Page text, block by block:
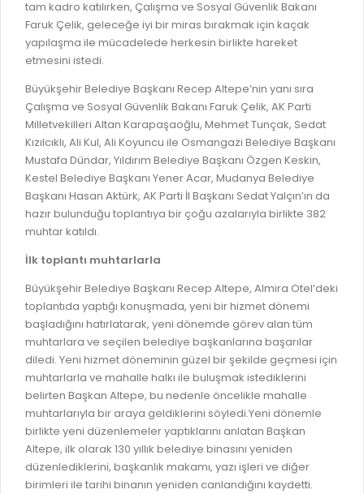
BİLGİ EDİNME
MECLİS
KOMİSYON ÜYELERİ
MECLİS KARARLARI
MECLİS GÜNDEMİ VE KARAR ÖZETLERİ
YAYIN / PLAN / RAPOR
STRATEJİK PLANLAR
BÜTÇE
FAALİYET RAPORLARI
KESİN HESAPLAR
GELİR TARİFESİ
İMAR PLANI DEĞİŞİKLİKLERİ
UKOME TOPLANTILARI
FOTOĞRAF GALERİSİ
BURSA GÜNLÜĞÜ DERGİSİ
YANGIN SİGORTA E-BEYANNAME
BAŞVURU / KAYIT / SORGU
ORKESTRA KAYIT
SEYAHAT KARTI SORGULAMA
BURSA AKADEMİ
ÜCRETSİZ WİFİ NOKTALARI
İTFAİYE RAPORU
ONLİNE KATI ATIK BAŞVURUSU
İTFAİYE OLAY KAYDI BAŞVURUSU
BADEM KAYIT
İHALE İLANLARI
DOĞRUDAN TEMİN İLANLARI
EVRAK TAKİBİ
MEZARLIK BİLGİ SİSTEMİ
GENEL EVRAK KAYIT
LOKMA DAĞITIM İZNİ BAŞVURUSU
tam kadro katılırken, Çalışma ve Sosyal Güvenlik Bakanı
Faruk Çelik, geleceğe iyi bir miras bırakmak için kaçak
yapılaşma ile mücadelede herkesin birlikte hareket
etmesini istedi.
Büyükşehir Belediye Başkanı Recep Altepe’nin yanı sıra
Çalışma ve Sosyal Güvenlik Bakanı Faruk Çelik, AK Parti
Milletvekilleri Altan Karapaşaoğlu, Mehmet Tunçak, Sedat
Kızılcıklı, Ali Kul, Ali Koyuncu ile Osmangazi Belediye Başkanı
Mustafa Dündar, Yıldırım Belediye Başkanı Özgen Keskin,
Kestel Belediye Başkanı Yener Acar, Mudanya Belediye
Başkanı Hasan Aktürk, AK Parti İl Başkanı Sedat Yalçın’ın da
hazır bulunduğu toplantıya bir çoğu azalarıyla birlikte 382
muhtar katıldı.
İlk toplantı muhtarlarla
Büyükşehir Belediye Başkanı Recep Altepe, Almira Otel’deki
toplantıda yaptığı konuşmada, yeni bir hizmet dönemi
başladığını hatırlatarak, yeni dönemde görev alan tüm
muhtarlara ve seçilen belediye başkanlarına başarılar
diledi. Yeni hizmet döneminin güzel bir şekilde geçmesi için
muhtarlarla ve mahalle halkı ile buluşmak istediklerini
belirten Başkan Altepe, bu nedenle öncelikle mahalle
muhtarlarıyla bir araya geldiklerini söyledi.Yeni dönemle
birlikte yeni düzenlemeler yaptıklarını anlatan Başkan
Altepe, ilk olarak 130 yıllık belediye binasını yeniden
düzenlediklerini, başkanlık makamı, yazı işleri ve diğer
birimleri ile tarihi binanın yeniden canlandığını kaydetti.